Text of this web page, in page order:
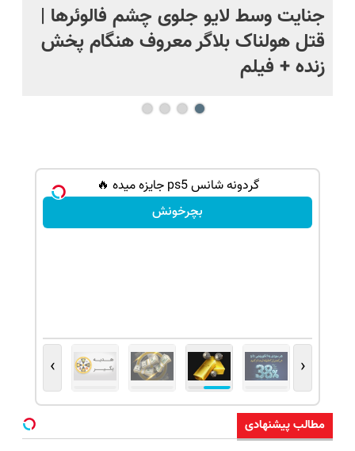
جنایت وسط لایو جلوی چشم فالوئرها |
قتل هولناک بلاگر معروف هنگام پخش
زنده + فیلم
گردونه شانس ps5 جایزه میده 🔥
بچرخونش
‹
›
مطالب پیشنهادی